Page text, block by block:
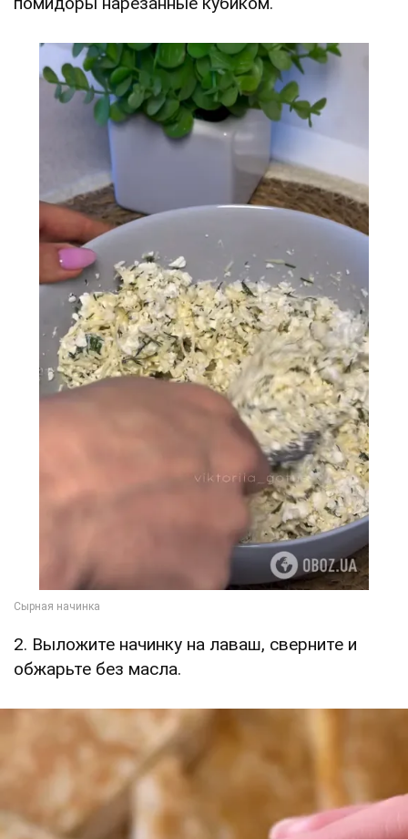
2. Выложите начинку на лаваш, сверните и
обжарьте без масла.